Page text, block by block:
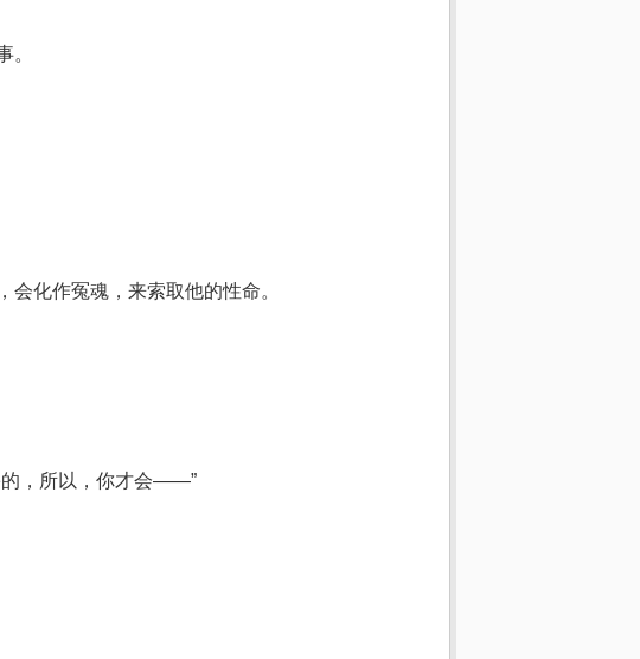
。
化作冤魂，来索取他的性命。
的，所以，你才会——”